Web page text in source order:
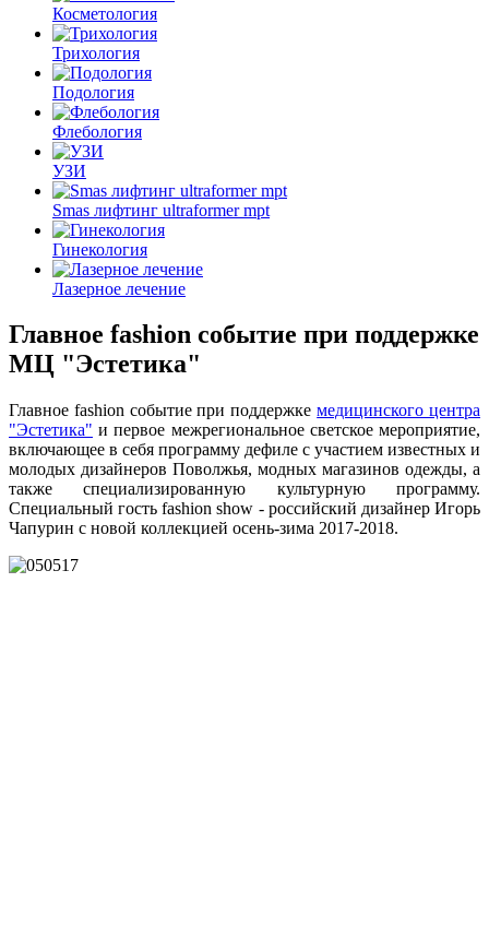
Косметология
Трихология
Подология
Флебология
УЗИ
Smas лифтинг ultraformer mpt
Гинекология
Лазерное лечение
Главное fashion событие при поддержке
МЦ "Эстетика"
Главное fashion событие при поддержкемедицинского центра
"Эстетика" и первое межрегиональное светское мероприятие,
включающее в себя программу дефиле с участием известных и
молодых дизайнеров Поволжья, модных магазинов одежды, а
также специализированную культурную программу.
Специальный гость fashion show - российский дизайнер Игорь
Чапурин с новой коллекцией осень-зима 2017-2018.